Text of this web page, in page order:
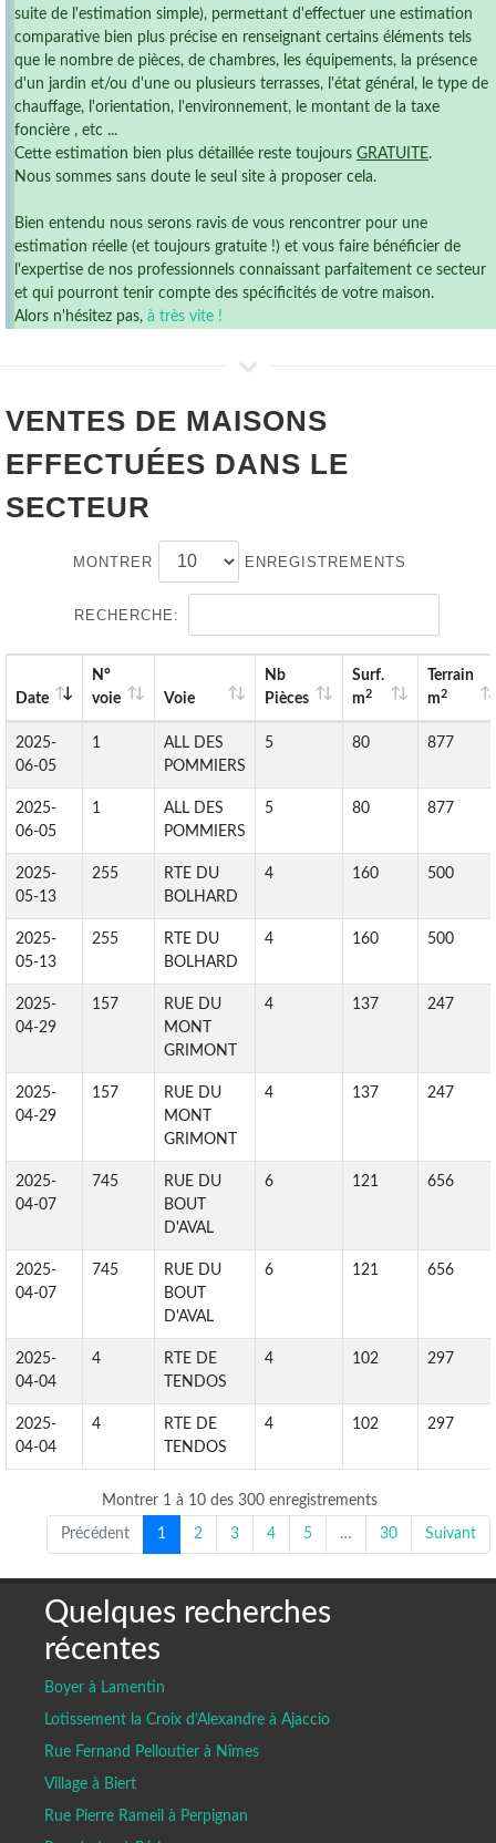
suite de l'estimation simple), permettant d'effectuer une estimation
comparative bien plus précise en renseignant certains éléments tels
que le nombre de pièces, de chambres, les équipements, la présence
d'un jardin et/ou d'une ou plusieurs terrasses, l'état général, le type de
chauffage, l'orientation, l'environnement, le montant de la taxe
foncière , etc ...
Cette estimation bien plus détaillée reste toujours GRATUITE.
Nous sommes sans doute le seul site à proposer cela.
Bien entendu nous serons ravis de vous rencontrer pour une
estimation réelle (et toujours gratuite !) et vous faire bénéficier de
l'expertise de nos professionnels connaissant parfaitement ce secteur
et qui pourront tenir compte des spécificités de votre maison.
Alors n'hésitez pas, à très vite !
VENTES DE MAISONS
EFFECTUÉES DANS LE
SECTEUR
MONTRER ENREGISTREMENTS
RECHERCHE:
Date
N°
voie
Voie
Nb
Pièces
Surf.
m2
Terrain
m2
2025-
06-05
1
ALL DES
POMMIERS
5 80 877
2025-
06-05
1
ALL DES
POMMIERS
5 80 877
2025-
05-13
255
RTE DU
BOLHARD
4 160 500
2025-
05-13
255
RTE DU
BOLHARD
4 160 500
2025-
04-29
157
RUE DU
MONT
GRIMONT
4 137 247
2025-
04-29
157
RUE DU
MONT
GRIMONT
4 137 247
2025-
04-07
745
RUE DU
BOUT
D'AVAL
6 121 656
2025-
04-07
745
RUE DU
BOUT
D'AVAL
6 121 656
2025-
04-04
4
RTE DE
TENDOS
4 102 297
2025-
04-04
4
RTE DE
TENDOS
4 102 297
Montrer 1 à 10 des 300 enregistrements
Précédent 1 2 3 4 5 … 30 Suivant
Quelques recherches
récentes
Boyer à Lamentin
Lotissement la Croix d’Alexandre à Ajaccio
Rue Fernand Pelloutier à Nîmes
Village à Biert
Rue Pierre Rameil à Perpignan